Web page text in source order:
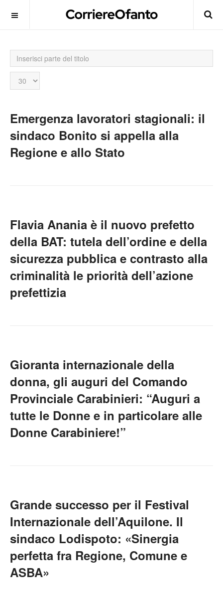
Inserisci
parte
del
titolo
Visualizza
n.
Emergenza lavoratori stagionali: il
sindaco Bonito si appella alla
Regione e allo Stato
Flavia Anania è il nuovo prefetto
della BAT: tutela dell’ordine e della
sicurezza pubblica e contrasto alla
criminalità le priorità dell’azione
prefettizia
Gioranta internazionale della
donna, gli auguri del Comando
Provinciale Carabinieri: “Auguri a
tutte le Donne e in particolare alle
Donne Carabiniere!”
Grande successo per il Festival
Internazionale dell’Aquilone. Il
sindaco Lodispoto: «Sinergia
perfetta fra Regione, Comune e
ASBA»